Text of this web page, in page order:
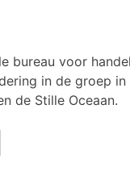
bureau voor
in de groep in
de Stille Oceaan.